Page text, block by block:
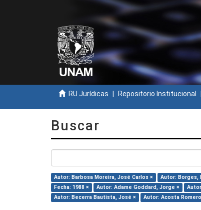
RU Jurídicas Repositorio Institucional
Buscar
Autor: Barbosa Moreira, José Carlos × Autor: Borges,
Fecha: 1988 ×
Autor: Adame Goddard, Jorge ×
Autor: Becerra Bautista, José ×
Autor: Acosta